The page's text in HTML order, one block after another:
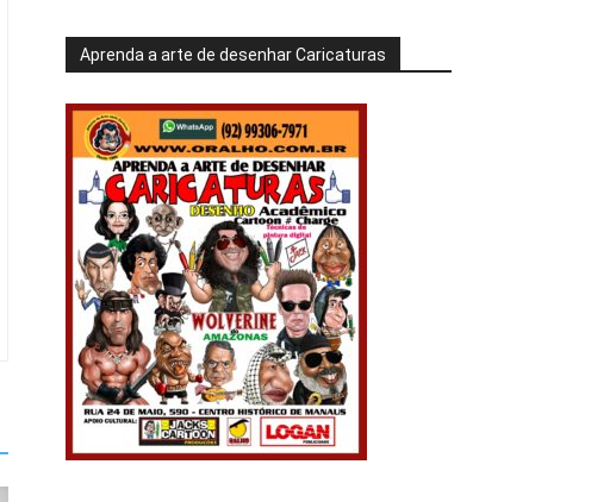
Aprenda a arte de desenhar Caricaturas